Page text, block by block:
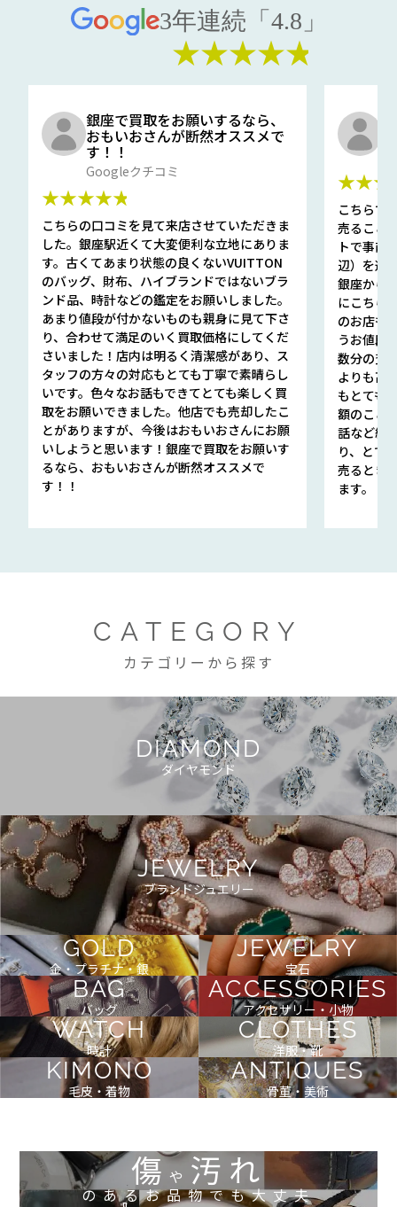
3年連続「4.8」
★★★★★
銀座で買取をお願いするなら、
おもいおさんが断然オススメで
す！！
Googleクチコミ
★★★★★
こちらの口コミを見て来店させていただきま
した。銀座駅近くて大変便利な立地にありま
す。古くてあまり状態の良くないVUITTON
のバッグ、財布、ハイブランドではないブラ
ンド品、時計などの鑑定をお願いしました。
あまり値段が付かないものも親身に見て下さ
り、合わせて満足のいく買取価格にしてくだ
さいました！店内は明るく清潔感があり、ス
タッフの方々の対応もとても丁寧で素晴らし
いです。色々なお話もできてとても楽しく買
取をお願いできました。他店でも売却したこ
とがありますが、今後はおもいおさんにお願
いしようと思います！銀座で買取をお願いす
るなら、おもいおさんが断然オススメで
す！！
こちらで
売ること
トで事前
辺）を選
銀座から
にこちら
のお店も
うお値段
数分の査
よりも高
もとても
額のこと
話など細
り、とて
売るとき
ます。
CATEGORY
カテゴリーから探す
DIAMOND
ダイヤモンド
JEWELRY
ブランドジュエリー
GOLD
金・プラチナ・銀
JEWELRY
宝石
BAG
バッグ
ACCESSORIES
アクセサリー・小物
WATCH
時計
CLOTHES
洋服・靴
KIMONO
毛皮・着物
ANTIQUES
骨董・美術
傷や 汚れ
のあるお品物でも大丈夫